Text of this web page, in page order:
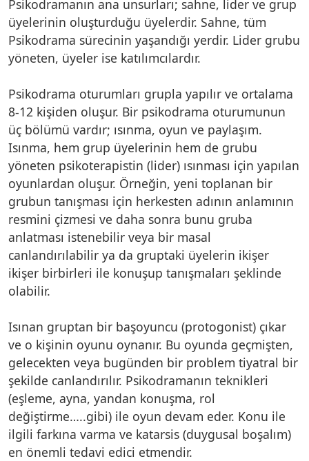
Psikodramanın ana unsurları; sahne, lider ve grup
üyelerinin oluşturduğu üyelerdir. Sahne, tüm
Psikodrama sürecinin yaşandığı yerdir. Lider grubu
yöneten, üyeler ise katılımcılardır.
Psikodrama oturumları grupla yapılır ve ortalama
8-12 kişiden oluşur. Bir psikodrama oturumunun
üç bölümü vardır; ısınma, oyun ve paylaşım.
Isınma, hem grup üyelerinin hem de grubu
yöneten psikoterapistin (lider) ısınması için yapılan
oyunlardan oluşur. Örneğin, yeni toplanan bir
grubun tanışması için herkesten adının anlamının
resmini çizmesi ve daha sonra bunu gruba
anlatması istenebilir veya bir masal
canlandırılabilir ya da gruptaki üyelerin ikişer
ikişer birbirleri ile konuşup tanışmaları şeklinde
olabilir.
Isınan gruptan bir başoyuncu (protogonist) çıkar
ve o kişinin oyunu oynanır. Bu oyunda geçmişten,
gelecekten veya bugünden bir problem tiyatral bir
şekilde canlandırılır. Psikodramanın teknikleri
(eşleme, ayna, yandan konuşma, rol
değiştirme…..gibi) ile oyun devam eder. Konu ile
ilgili farkına varma ve katarsis (duygusal boşalım)
en önemli tedavi edici etmendir.